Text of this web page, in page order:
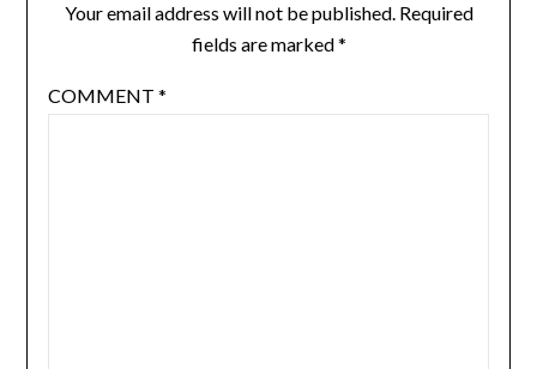
Your email address will not be published. Required
fields are marked*
COMMENT *